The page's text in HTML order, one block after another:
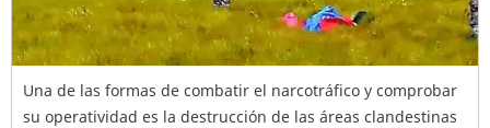
Una de las formas de combatir el narcotráfico y comprobar
su operatividad es la destrucción de las áreas clandestinas